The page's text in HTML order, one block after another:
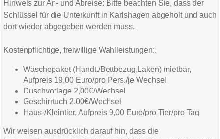
Hinweis zur An- und Abreise: Bitte beachten Sie, dass der
Schlüssel für die Unterkunft in Karlshagen abgeholt und auch
dort wieder abgegeben werden muss.
Kostenpflichtige, freiwillige Wahlleistungen:.
Wäschepaket (Handt./Bettbezug,Laken) mietbar,
Aufpreis 19,00 Euro/pro Pers./je Wechsel
Duschvorlage 2,00€/Wechsel
Geschirrtuch 2,00€/Wechsel
Haus-/Kleintier, Aufpreis 9,00 Euro/pro Tier/pro Tag
Wir weisen ausdrücklich darauf hin, dass die